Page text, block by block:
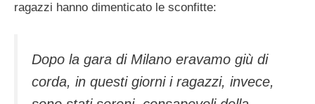
ragazzi hanno dimenticato le sconfitte:
Dopo la gara di Milano eravamo giù di
corda, in questi giorni i ragazzi, invece,